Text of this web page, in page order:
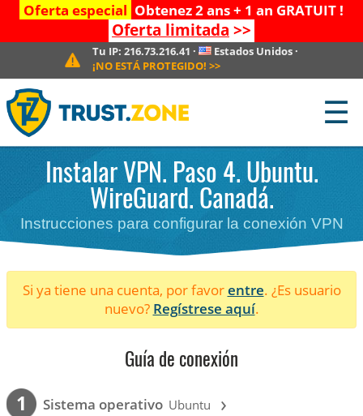
Oferta especial Obtenez 2 ans + 1 an GRATUIT !
Oferta limitada >>
Tu IP:216.73.216.41 · Estados Unidos·
¡NO ESTÁ PROTEGIDO! >>
☰
Instalar VPN. Paso 4. Ubuntu.
WireGuard. Canadá.
Instrucciones para configurar la conexión VPN
Si ya tiene una cuenta, por favorentre. ¿Es usuario
nuevo? Regístrese aquí.
Guía de conexión
1 Sistema operativo Ubuntu ›